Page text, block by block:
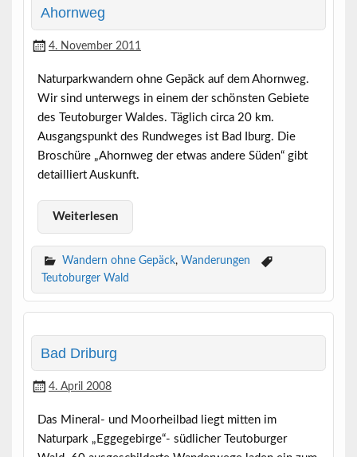
Ahornweg
4. November 2011
Naturparkwandern ohne Gepäck auf dem Ahornweg.
Wir sind unterwegs in einem der schönsten Gebiete
des Teutoburger Waldes. Täglich circa 20 km.
Ausgangspunkt des Rundweges ist Bad Iburg. Die
Broschüre „Ahornweg der etwas andere Süden“ gibt
detailliert Auskunft.
Weiterlesen
Wandern ohne Gepäck, Wanderungen
Teutoburger Wald
Bad Driburg
4. April 2008
Das Mineral- und Moorheilbad liegt mitten im
Naturpark „Eggegebirge“- südlicher Teutoburger